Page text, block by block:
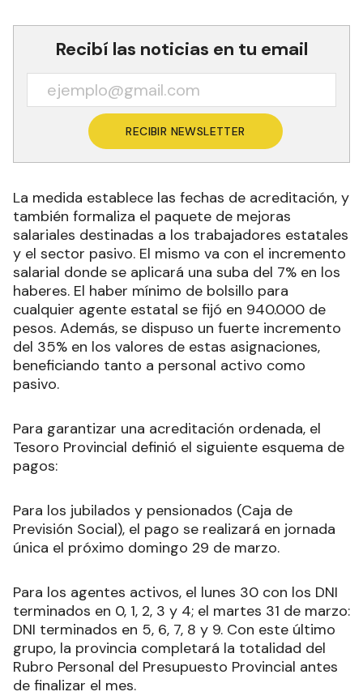
Recibí las noticias en tu email
RECIBIR NEWSLETTER
La medida establece las fechas de acreditación, y
también formaliza el paquete de mejoras
salariales destinadas a los trabajadores estatales
y el sector pasivo. El mismo va con el incremento
salarial donde se aplicará una suba del 7% en los
haberes. El haber mínimo de bolsillo para
cualquier agente estatal se fijó en 940.000 de
pesos. Además, se dispuso un fuerte incremento
del 35% en los valores de estas asignaciones,
beneficiando tanto a personal activo como
pasivo.
Para garantizar una acreditación ordenada, el
Tesoro Provincial definió el siguiente esquema de
pagos:
Para los jubilados y pensionados (Caja de
Previsión Social), el pago se realizará en jornada
única el próximo domingo 29 de marzo.
Para los agentes activos, el lunes 30 con los DNI
terminados en 0, 1, 2, 3 y 4; el martes 31 de marzo:
DNI terminados en 5, 6, 7, 8 y 9. Con este último
grupo, la provincia completará la totalidad del
Rubro Personal del Presupuesto Provincial antes
de finalizar el mes.